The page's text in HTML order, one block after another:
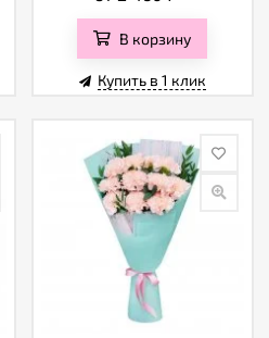
В корзину
Купить в 1 клик